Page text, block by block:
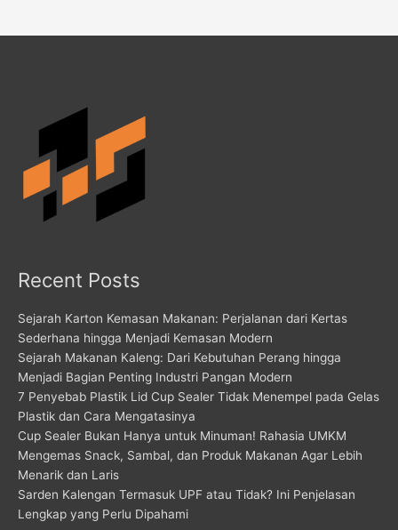
Recent Posts
Sejarah Karton Kemasan Makanan: Perjalanan dari Kertas
Sederhana hingga Menjadi Kemasan Modern
Sejarah Makanan Kaleng: Dari Kebutuhan Perang hingga
Menjadi Bagian Penting Industri Pangan Modern
7 Penyebab Plastik Lid Cup Sealer Tidak Menempel pada Gelas
Plastik dan Cara Mengatasinya
Cup Sealer Bukan Hanya untuk Minuman! Rahasia UMKM
Mengemas Snack, Sambal, dan Produk Makanan Agar Lebih
Menarik dan Laris
Sarden Kalengan Termasuk UPF atau Tidak? Ini Penjelasan
Lengkap yang Perlu Dipahami